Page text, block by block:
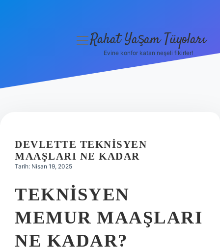
Hakkımızda
menüyü
Rahat Yaşam Tüyoları
Evine konfor katan neşeli fikirler!
DEVLETTE TEKNISYEN
MAAŞLARI NE KADAR
Tarih: Nisan 19, 2025
TEKNISYEN
MEMUR MAAŞLARI
NE KADAR?